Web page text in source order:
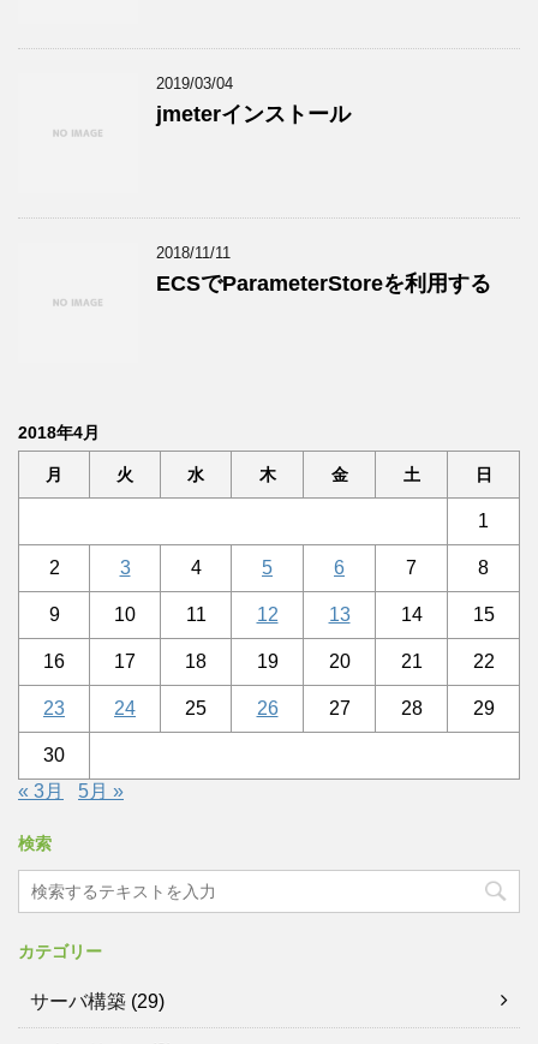
2019/03/04
jmeterインストール
2018/11/11
ECSでParameterStoreを利用する
2018年4月
月 火 水 木 金 土 日
1
2 3 4 5 6 7 8
9 10 11 12 13 14 15
16 17 18 19 20 21 22
23 24 25 26 27 28 29
30
« 3月
5月 »
検索
カテゴリー
サーバ構築 (29)